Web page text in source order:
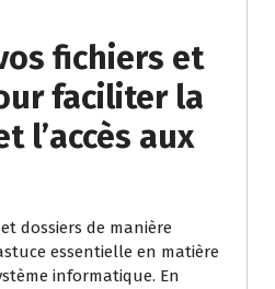
fichiers et
faciliter la
l’accès aux
dossiers de manière
essentielle en matière
informatique. En